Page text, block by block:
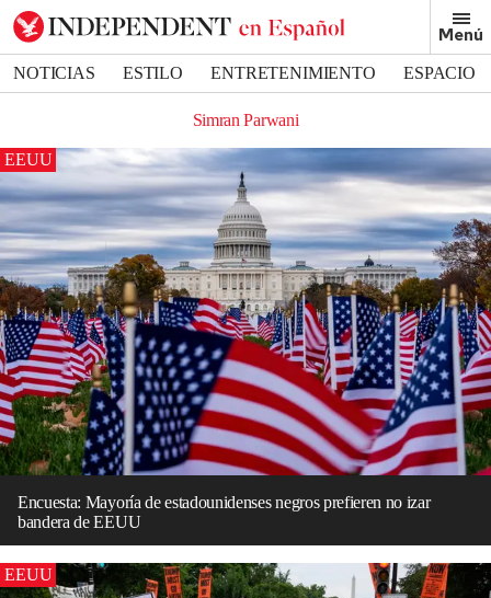
Menú
NOTICIAS ESTILO ENTRETENIMIENTO
ESPACIO
Simran Parwani
EEUU
Encuesta: Mayoría de estadounidenses negros prefieren no izar
bandera de EEUU
EEUU